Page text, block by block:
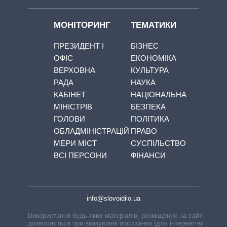
МОНІТОРИНГ
ПРЕЗИДЕНТ І
ОФІС
ВЕРХОВНА
РАДА
КАБІНЕТ
МІНІСТРІВ
ГОЛОВИ
ОБЛАДМІНІСТРАЦІЙ
МЕРИ МІСТ
ВСІ ПЕРСОНИ
ТЕМАТИКИ
БІЗНЕС
ЕКОНОМІКА
КУЛЬТУРА
НАУКА
НАЦІОНАЛЬНА
БЕЗПЕКА
ПОЛІТИКА
ПРАВО
СУСПІЛЬСТВО
ФІНАНСИ
info@slovoidilo.ua
Використання будь-яких матеріалів, розміщених на сайті,
дозволяється при вказуванні посилання (для інтернет-видань